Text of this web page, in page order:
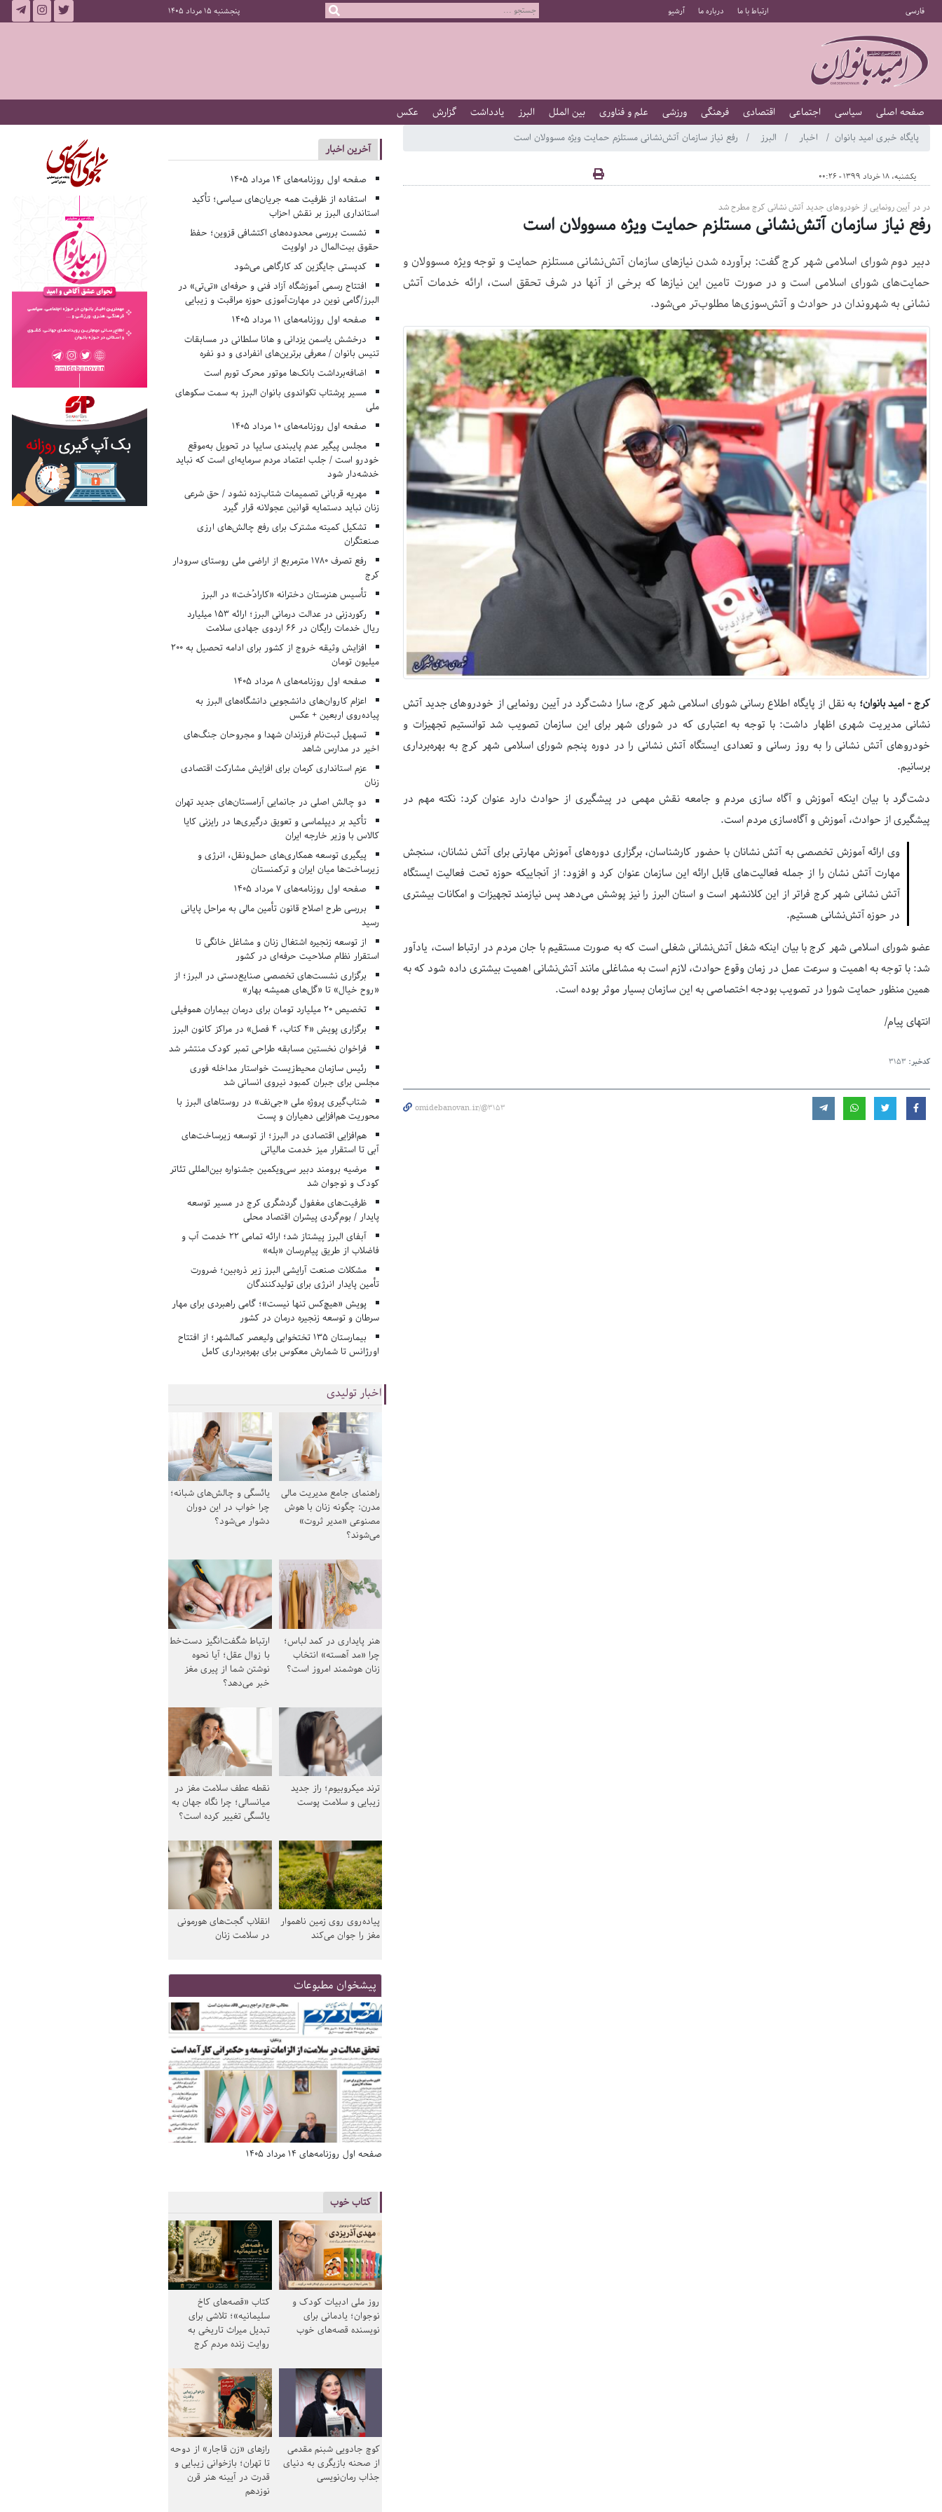
فارسی ارتباط با ما درباره ما آرشیو پنجشنبه 15 مرداد 1405
صفحه اصلی سیاسی اجتماعی اقتصادی فرهنگی ورزشی علم و فناوری بین الملل البرز یادداشت گزارش عکس
پایگاه خبری امید بانوان اخبار البرز رفع نیاز سازمان آتش‌نشانی مستلزم حمایت ویژه مسوولان است
یکشنبه، 18 خرداد 1399 - 00:26
در در آیین رونمایی از خودروهای جدید آتش نشانی کرج مطرح شد
رفع نیاز سازمان آتش‌نشانی مستلزم حمایت ویژه مسوولان است
دبیر دوم شورای اسلامی شهر کرج گفت: برآورده شدن نیازهای سازمان آتش‌نشانی مستلزم حمایت و توجه ویژه مسوولان و
حمایت‌های شورای اسلامی است و در صورت تامین این نیازها که برخی از آنها در شرف تحقق است، ارائه خدمات آتش
نشانی به شهروندان در حوادث و آتش‌سوزی‌ها مطلوب‌تر می‌شود.
کرج - امید بانوان؛ به نقل از پایگاه اطلاع رسانی شورای اسلامی شهر کرج، سارا دشت‌گرد در آیین رونمایی از خودروهای جدید آتش
نشانی مدیریت شهری اظهار داشت: با توجه به اعتباری که در شورای شهر برای این سازمان تصویب شد توانستیم تجهیزات و
خودروهای آتش نشانی را به روز رسانی و تعدادی ایستگاه آتش نشانی را در دوره پنجم شورای اسلامی شهر کرج به بهره‌برداری
برسانیم.
دشت‌گرد با بیان اینکه آموزش و آگاه سازی مردم و جامعه نقش مهمی در پیشگیری از حوادث دارد عنوان کرد: نکته مهم در
پیشگیری از حوادث، آموزش و آگاه‌سازی مردم است.
وی ارائه آموزش تخصصی به آتش نشانان با حضور کارشناسان، برگزاری دوره‌های آموزش مهارتی برای آتش نشانان، سنجش
مهارت آتش نشان را از جمله فعالیت‌های قابل ارائه این سازمان عنوان کرد و افزود: از آنجاییکه حوزه تحت فعالیت ایستگاه
آتش نشانی شهر کرج فراتر از این کلانشهر است و استان البرز را نیز پوشش می‌دهد پس نیازمند تجهیزات و امکانات بیشتری
در حوزه آتش‌نشانی هستیم.
عضو شورای اسلامی شهر کرج با بیان اینکه شغل آتش‌نشانی شغلی است که به صورت مستقیم با جان مردم در ارتباط است، یادآور
شد: با توجه به اهمیت و سرعت عمل در زمان وقوع حوادث، لازم است به مشاغلی مانند آتش‌نشانی اهمیت بیشتری داده شود که به
همین منظور حمایت شورا در تصویب بودجه اختصاصی به این سازمان بسیار موثر بوده است.
انتهای پیام/
کدخبر: 3153
omidebanovan.ir/@3153
آخرین اخبار
صفحه اول روزنامه‌های 14 مرداد 1405
استفاده از ظرفیت همه جریان‌های سیاسی؛ تأکید
استانداری البرز بر نقش احزاب
نشست بررسی محدوده‌های اکتشافی قزوین؛ حفظ
حقوق بیت‌المال در اولویت
کدپستی جایگزین کد کارگاهی می‌شود
افتتاح رسمی آموزشگاه آزاد فنی و حرفه‌ای «تی‌تی» در
البرز/گامی نوین در مهارت‌آموزی حوزه مراقبت و زیبایی
صفحه اول روزنامه‌های 11 مرداد 1405
درخشش یاسمن یزدانی و هانا سلطانی در مسابقات
تنیس بانوان / معرفی برترین‌های انفرادی و دو نفره
اضافه‌برداشت بانک‌ها موتور محرک تورم است
مسیر پرشتاب تکواندوی بانوان البرز به سمت سکوهای
ملی
صفحه اول روزنامه‌های 10 مرداد 1405
مجلس پیگیر عدم پایبندی سایپا در تحویل به‌موقع
خودرو است / جلب اعتماد مردم سرمایه‌ای است که نباید
خدشه‌دار شود
مهریه قربانی تصمیمات شتاب‌زده نشود / حق شرعی
زنان نباید دستمایه قوانین عجولانه قرار گیرد
تشکیل کمیته مشترک برای رفع چالش‌های ارزی
صنعتگران
رفع تصرف ۱۷۸۰ مترمربع از اراضی ملی روستای سرودار
کرج
تأسیس هنرستان دخترانه «کارادُخت» در البرز
رکوردزنی در عدالت درمانی البرز؛ ارائه ۱۵۳ میلیارد
ریال خدمات رایگان در ۶۶ اردوی جهادی سلامت
افزایش وثیقه خروج از کشور برای ادامه تحصیل به ۲۰۰
میلیون تومان
صفحه اول روزنامه‌های 8 مرداد 1405
اعزام کاروان‌های دانشجویی دانشگاه‌های البرز به
پیاده‌روی اربعین + عکس
تسهیل ثبت‌نام فرزندان شهدا و مجروحان جنگ‌های
اخیر در مدارس شاهد
عزم استانداری کرمان برای افزایش مشارکت اقتصادی
زنان
دو چالش اصلی در جانمایی آرامستان‌های جدید تهران
تأکید بر دیپلماسی و تعویق درگیری‌ها در رایزنی کایا
کالاس با وزیر خارجه ایران
پیگیری توسعه همکاری‌های حمل‌ونقل، انرژی و
زیرساخت‌ها میان ایران و ترکمنستان
صفحه اول روزنامه‌های 7 مرداد 1405
بررسی طرح اصلاح قانون تأمین مالی به مراحل پایانی
رسید
از توسعه زنجیره اشتغال زنان و مشاغل خانگی تا
استقرار نظام صلاحیت حرفه‌ای در کشور
برگزاری نشست‌های تخصصی صنایع‌دستی در البرز؛ از
«روح خیال» تا «گل‌های همیشه بهار»
تخصیص ۲۰ میلیارد تومان برای درمان بیماران هموفیلی
برگزاری پویش «۴ کتاب، ۴ فصل» در مراکز کانون البرز
فراخوان نخستین مسابقه طراحی تمبر کودک منتشر شد
رئیس سازمان محیط‌زیست خواستار مداخله فوری
مجلس برای جبران کمبود نیروی انسانی شد
شتاب‌گیری پروژه ملی «جی‌نف» در روستاهای البرز با
محوریت هم‌افزایی دهیاران و پست
هم‌افزایی اقتصادی در البرز؛ از توسعه زیرساخت‌های
آبی تا استقرار میز خدمت مالیاتی
مرضیه برومند دبیر سی‌ویکمین جشنواره بین‌المللی تئاتر
کودک و نوجوان شد
ظرفیت‌های مغفول گردشگری کرج در مسیر توسعه
پایدار / بوم‌گردی پیشران اقتصاد محلی
آبفای البرز پیشتاز شد؛ ارائه تمامی ۲۲ خدمت آب و
فاضلاب از طریق پیام‌رسان «بله»
مشکلات صنعت آرایشی البرز زیر ذره‌بین؛ ضرورت
تأمین پایدار انرژی برای تولیدکنندگان
پویش «هیچ‌کس تنها نیست»؛ گامی راهبردی برای مهار
سرطان و توسعه زنجیره درمان در کشور
بیمارستان ۱۳۵ تختخوابی ولیعصر کمالشهر؛ از افتتاح
اورژانس تا شمارش معکوس برای بهره‌برداری کامل
اخبار تولیدی
راهنمای جامع مدیریت مالی
مدرن: چگونه زنان با هوش
مصنوعی «مدیر ثروت»
می‌شوند؟
یائسگی و چالش‌های شبانه؛
چرا خواب در این دوران
دشوار می‌شود؟
هنر پایداری در کمد لباس؛
چرا «مد آهسته» انتخاب
زنان هوشمند امروز است؟
ارتباط شگفت‌انگیز دست‌خط
با زوال عقل؛ آیا نحوه
نوشتن شما از پیری مغز
خبر می‌دهد؟
ترند میکروبیوم؛ راز جدید
زیبایی و سلامت پوست
نقطه عطف سلامت مغز در
میانسالی؛ چرا نگاه جهان به
یائسگی تغییر کرده است؟
پیاده‌روی روی زمین ناهموار
مغز را جوان می‌کند
انقلاب گجت‌های هورمونی
در سلامت زنان
پیشخوان مطبوعات
صفحه اول روزنامه‌های 14 مرداد 1405
کتاب خوب
روز ملی ادبیات کودک و
نوجوان؛ یادمانی برای
نویسنده قصه‌های خوب
کتاب «قصه‌های کاخ
سلیمانیه»؛ تلاشی برای
تبدیل میراث تاریخی به
روایت زنده مردم کرج
کوچ جادویی شبنم مقدمی
از صحنه بازیگری به دنیای
جذاب رمان‌نویسی
رازهای «زن قاجار» از دوحه
تا تهران؛ بازخوانی زیبایی و
قدرت در آیینه هنر قرن
نوزدهم